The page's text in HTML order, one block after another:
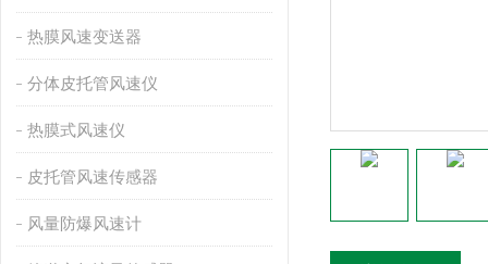
热膜风速变送器
分体皮托管风速仪
热膜式风速仪
皮托管风速传感器
风量防爆风速计